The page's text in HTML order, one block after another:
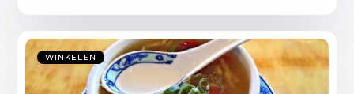
WINKELEN